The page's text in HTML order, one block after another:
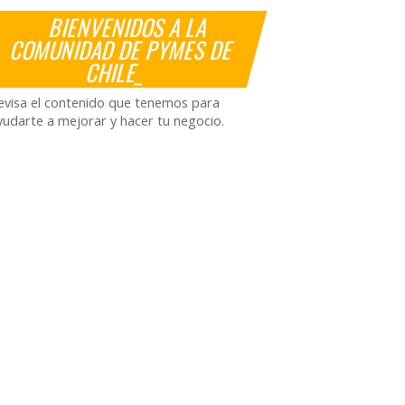
BIENVENIDOS A LA
COMUNIDAD DE PYMES DE
CHILE_
el contenido que tenemos para
a mejorar y hacer tu negocio.